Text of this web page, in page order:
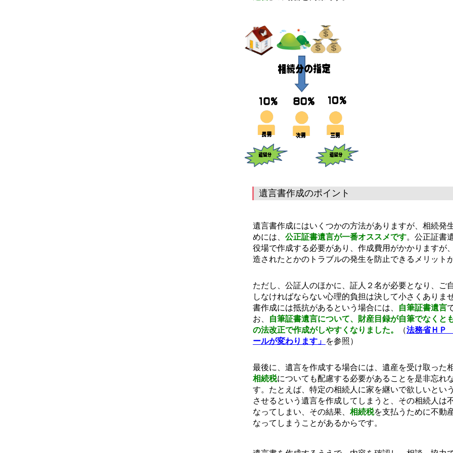
遺言書作成のポイント
遺言書作成にはいくつかの方法がありますが、相続発
めには、 公正証書遺言が一番オススメです。公正証書
役場で作成する必要があり、作成費用がかかりますが
造されたとかのトラブルの発生を防止できるメリット
ただし、公証人のほかに、証人２名が必要となり、ご
しなければならない心理的負担は決して小さくありま
書作成には抵抗があるという場合には、
自筆証書遺言
お、
自筆証書遺言について、財産目録が自筆でなくと
の法改正で作成がしやすくなりました。
（法務省ＨＰ
ールが変わります」 を参照）
最後に、遺言を作成する場合には、遺産を受け取った
相続税についても配慮する必要があることを是非忘れ
す。たとえば、特定の相続人に家を継いで欲しいとい
させるという遺言を作成してしまうと、その相続人は
なってしまい、その結果、 相続税を支払うために不動
なってしまうことがあるからです。